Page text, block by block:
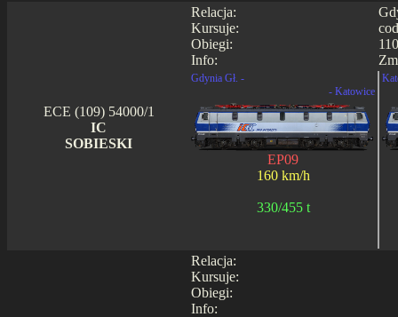
Relacja:
Kursuje:
Obiegi:
Info:
ECE (109) 54000/1
IC
SOBIESKI
Gdynia Gł. -
- Katowice
EP09
160 km/h
330/455 t
Relacja:
Kursuje:
Obiegi:
Info: